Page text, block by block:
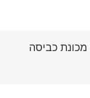
מכונת כביסה